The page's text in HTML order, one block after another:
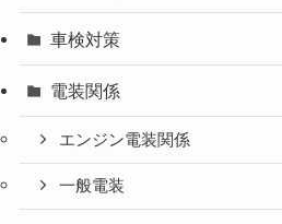
車検対策
電装関係
エンジン電装関係
一般電装